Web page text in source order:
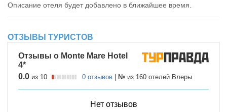
Описание отеля будет добавлено в ближайшее время.
ОТЗЫВЫ ТУРИСТОВ